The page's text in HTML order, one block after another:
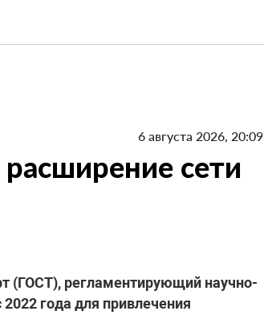
6 августа 2026, 20:09
сети
(ГОСТ), регламентирующий научно-
года для привлечения